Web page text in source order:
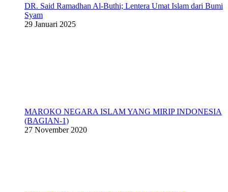
DR. Said Ramadhan Al-Buthi; Lentera Umat Islam dari Bumi
Syam
29 Januari 2025
MAROKO NEGARA ISLAM YANG MIRIP INDONESIA
(BAGIAN-1)
27 November 2020